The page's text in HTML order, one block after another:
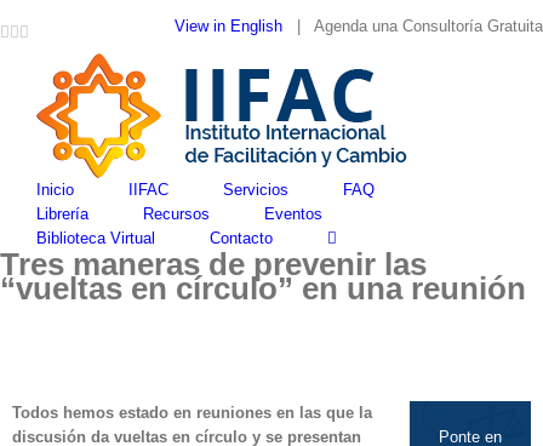
to
LinkedIn
Facebook
Twitter
Google+ View in English | Agenda una Consultoría Gratuita
Inicio IIFAC Servicios
FAQ
Librería
Recursos
Eventos
Biblioteca Virtual
Contacto
Tres maneras de prevenir las
“vueltas en círculo” en una reunión
Todos hemos estado en reuniones en las que la
discusión da vueltas en círculo y se presentan
Ponte en